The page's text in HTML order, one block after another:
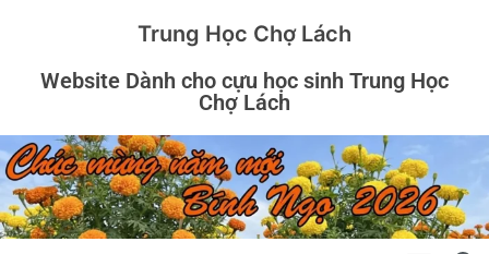
Trung Học Chợ Lách
Website Dành cho cựu học sinh Trung Học
Chợ Lách